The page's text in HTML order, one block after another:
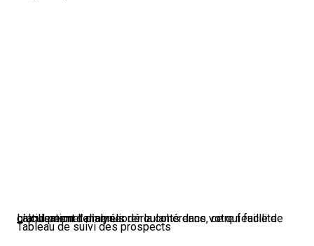
L’utilisation de menus déroulants dans votre feuille de calcul permet d’améliorer la cohérence, ce qui facilite grandement l’analyse.
Tableau de suivi des prospects